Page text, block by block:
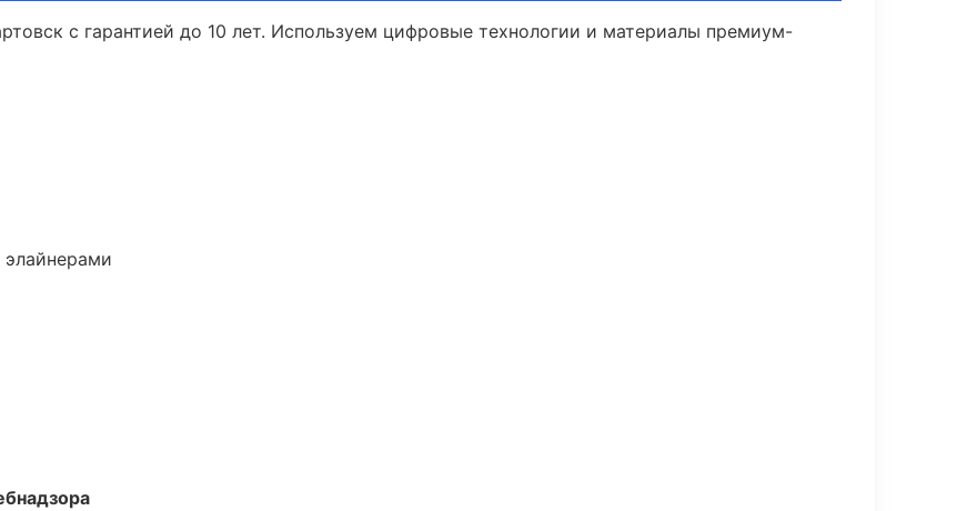
с гарантией до 10 лет. Используем цифровые технологии и материалы премиум-
элайнерами